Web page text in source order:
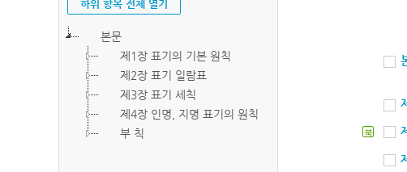
하위 항목 전체 열기
본문
제1장 표기의 기본 원칙
제2장 표기 일람표
제3장 표기 세칙
제4장 인명, 지명 표기의 원칙
부 칙
북